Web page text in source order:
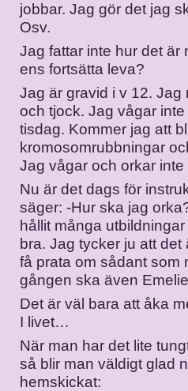
jobbar. Jag gör det jag
Osv.
Jag fattar inte hur det är
ens fortsätta leva?
Jag är gravid i v 12. Jag
och tjock. Jag vågar
tisdag. Kommer jag att
kromosomrubbningar
Jag vågar och orkar
Nu är det dags för
säger: -Hur ska jag
hållit många
bra. Jag tycker ju att
få prata om sådant som
gången ska även
Det är väl bara att åka
I livet…
När man har det lite
så blir man väldigt glad
hemskickat: